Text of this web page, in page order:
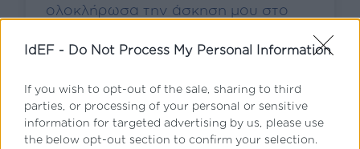
IdEF - Do Not Process My Personal Information
If you wish to opt-out of the sale, sharing to third
parties, or processing of your personal or sensitive
information for targeted advertising by us, please use
the below opt-out section to confirm your selection.
ολοκλήρωσα την άσκηση μου στο
στον τομέα του Εμπορικού Δικαίου
και όντας εδώ και ενα χρόνο